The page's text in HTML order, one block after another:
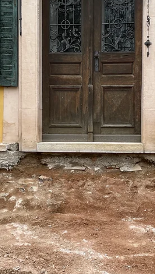
Schneckenschnelles Tempo, fehlende
Steintreppen und sinnlose Diskussionen …
Eigentlich wollte ich ja seit 3 Wochen schon
wieder...